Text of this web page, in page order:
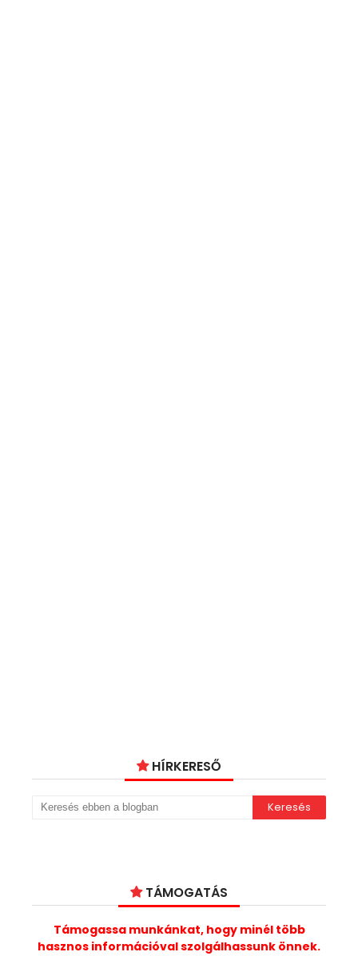
HÍRKERESŐ
TÁMOGATÁS
Támogassa munkánkat, hogy minél több
hasznos információval szolgálhassunk önnek.